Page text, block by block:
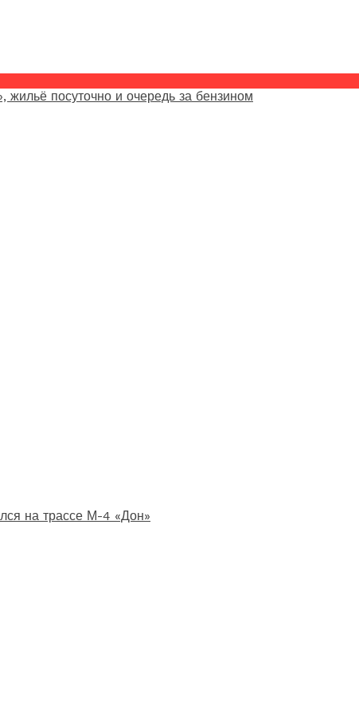
посуточно и очередь за бензином
на трассе М-4 «Дон»